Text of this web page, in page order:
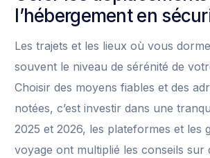
l’hébergement en
Les trajets et les lieux où vous
souvent le niveau de sérénité de
Choisir des moyens fiables et des
notées, c’est investir dans une
2025 et 2026, les plateformes et les
voyage ont multiplié les conseils sur